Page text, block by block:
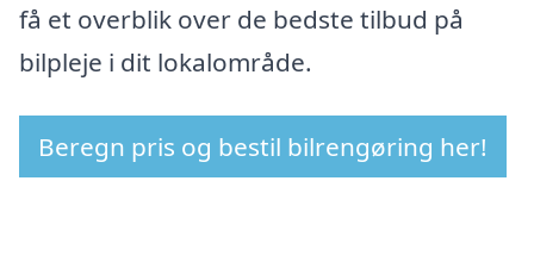
få et overblik over de bedste tilbud på
bilpleje i dit lokalområde.
Beregn pris og bestil bilrengøring her!